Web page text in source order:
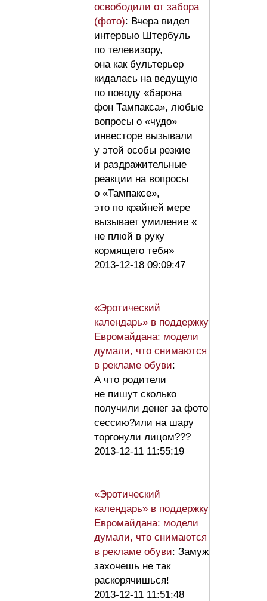
освободили от забора
(фото): Вчера видел
интервью Штербуль
по телевизору,
она как бультерьер
кидалась на ведущую
по поводу «барона
фон Тампакса», любые
вопросы о «чудо»
инвесторе вызывали
у этой особы резкие
и раздражительные
реакции на вопросы
о «Тампаксе»,
это по крайней мере
вызывает умиление «
не плюй в руку
кормящего тебя»
2013-12-18 09:09:47
«Эротический
календарь» в поддержку
Евромайдана: модели
думали, что снимаются
в рекламе обуви:
А что родители
не пишут сколько
получили денег за фото
сессию?или на шару
торгонули лицом???
2013-12-11 11:55:19
«Эротический
календарь» в поддержку
Евромайдана: модели
думали, что снимаются
в рекламе обуви: Замуж
захочешь не так
раскорячишься!
2013-12-11 11:51:48